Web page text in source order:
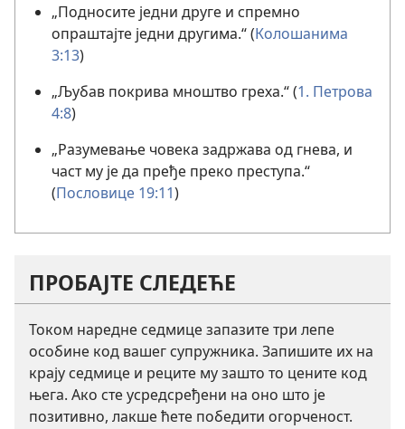
„Подносите једни друге и спремно
опраштајте једни другима.“ (Колошанима
3:13)
„Љубав покрива мноштво греха.“ (1. Петрова
4:8)
„Разумевање човека задржава од гнева, и
част му је да пређе преко преступа.“
(Пословице 19:11)
ПРОБАЈТЕ СЛЕДЕЋЕ
Током наредне седмице запазите три лепе
особине код вашег супружника. Запишите их на
крају седмице и реците му зашто то цените код
њега. Ако сте усредсређени на оно што је
позитивно, лакше ћете победити огорченост.